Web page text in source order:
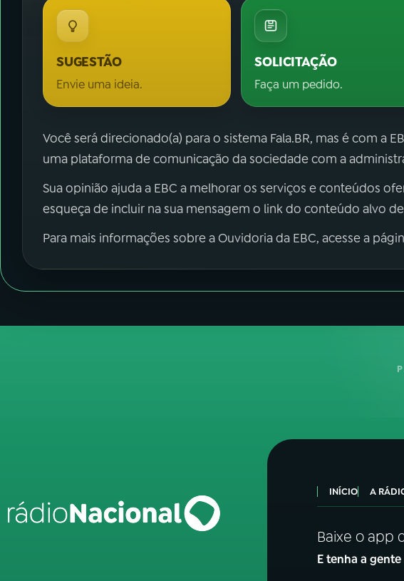
SUGESTÃO
Envie uma ideia.
SOLICITAÇÃO
Faça um pedido.
Você será direcionado(a) para o sistema Fala.BR, mas é com a
uma plataforma de comunicação da sociedade com a
Sua opinião ajuda a EBC a melhorar os serviços e conteúdos
esqueça de incluir na sua mensagem o link do conteúdo alvo
Para mais informações sobre a Ouvidoria da EBC, acesse a
INÍCIO A
Baixe o app
E tenha a